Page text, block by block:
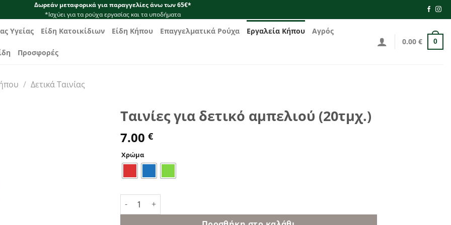
Δωρεάν μεταφορικά για παραγγελίες άνω των 65€*
*Ισχύει για τα ρούχα εργασίας και τα υποδήματα
Υγείας Είδη Κατοικίδιων Είδη Κήπου Επαγγελματικά Ρούχα Εργαλεία Κήπου Αγρός
Προσφορές
0.00€ 0
/ Δετικά Ταινίας
Ταινίες για δετικό αμπελιού (20τμχ.)
7.00 €
Χρώμα
Ταινίες για δετικό αμπελιού (20τμχ.) ποσότητα